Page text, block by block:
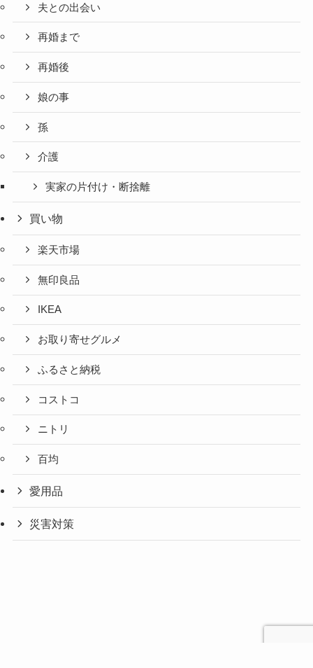
夫との出会い
再婚まで
再婚後
娘の事
孫
介護
実家の片付け・断捨離
買い物
楽天市場
無印良品
IKEA
お取り寄せグルメ
ふるさと納税
コストコ
ニトリ
百均
愛用品
災害対策